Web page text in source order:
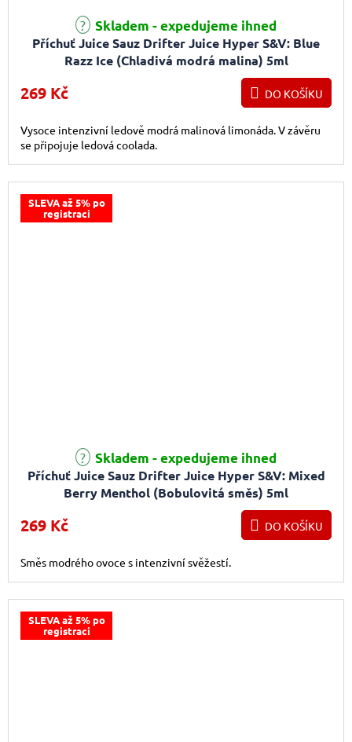
Příchuť Juice Sauz Drifter Juice Hyper S&V: Blue
Razz Ice (Chladivá modrá malina) 5ml
Skladem - expedujeme ihned
269 Kč DO KOŠÍKU
Vysoce intenzivní ledově modrá malinová limonáda. V závěru
se připojuje ledová coolada.
SLEVA až 5% po
registraci
Příchuť Juice Sauz Drifter Juice Hyper S&V: Mixed
Berry Menthol (Bobulovitá směs) 5ml
Skladem - expedujeme ihned
269 Kč DO KOŠÍKU
Směs modrého ovoce s intenzivní svěžestí.
SLEVA až 5% po
registraci